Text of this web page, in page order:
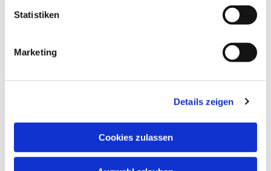
Statistiken
Marketing
Details zeigen
Cookies zulassen